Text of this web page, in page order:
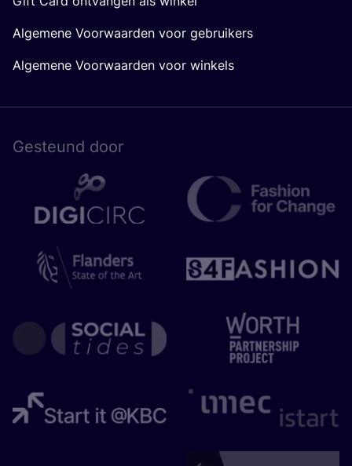
Algemene Voorwaarden voor gebruikers
Algemene Voorwaarden voor winkels
Gesteund door